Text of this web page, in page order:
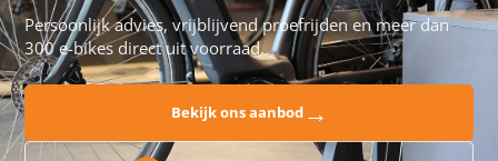
Persoonlijk advies, vrijblijvend proefrijden en meer dan
300 e-bikes direct uit voorraad.
Bekijk ons aanbod→